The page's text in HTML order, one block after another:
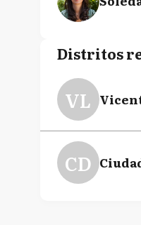
Distritos
VL
CD